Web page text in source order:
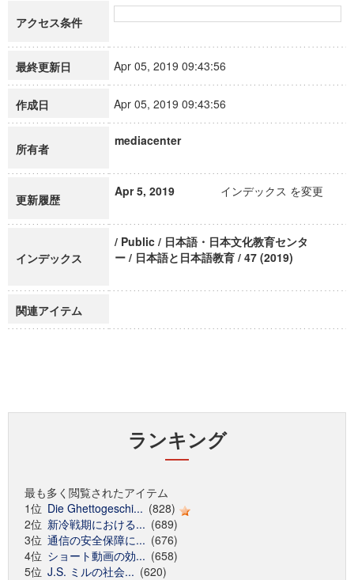
アクセス条件
最終更新日 Apr 05, 2019 09:43:56
作成日 Apr 05, 2019 09:43:56
所有者
mediacenter
更新履歴
Apr 5, 2019 インデックス を変更
インデックス
/ Public / 日本語・日本文化教育センタ
ー / 日本語と日本語教育 / 47 (2019)
関連アイテム
ランキング
最も多く閲覧されたアイテム
1位 Die Ghettogeschi... (828)
2位 新冷戦期における... (689)
3位 通信の安全保障に... (676)
4位 ショート動画の効... (658)
5位 J.S. ミルの社会... (620)